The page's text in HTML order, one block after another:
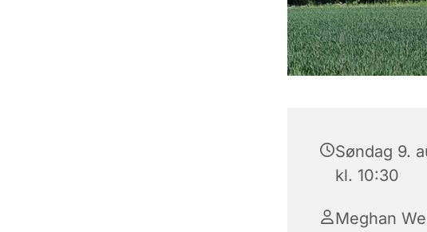
Søndag 9.
kl. 10:30
Meghan